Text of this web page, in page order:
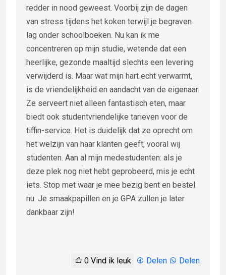
redder in nood geweest. Voorbij zijn de dagen
van stress tijdens het koken terwijl je begraven
lag onder schoolboeken. Nu kan ik me
concentreren op mijn studie, wetende dat een
heerlijke, gezonde maaltijd slechts een levering
verwijderd is. Maar wat mijn hart echt verwarmt,
is de vriendelijkheid en aandacht van de eigenaar.
Ze serveert niet alleen fantastisch eten, maar
biedt ook studentvriendelijke tarieven voor de
tiffin-service. Het is duidelijk dat ze oprecht om
het welzijn van haar klanten geeft, vooral wij
studenten. Aan al mijn medestudenten: als je
deze plek nog niet hebt geprobeerd, mis je echt
iets. Stop met waar je mee bezig bent en bestel
nu. Je smaakpapillen en je GPA zullen je later
dankbaar zijn!
0 Vind ik leuk Delen Delen